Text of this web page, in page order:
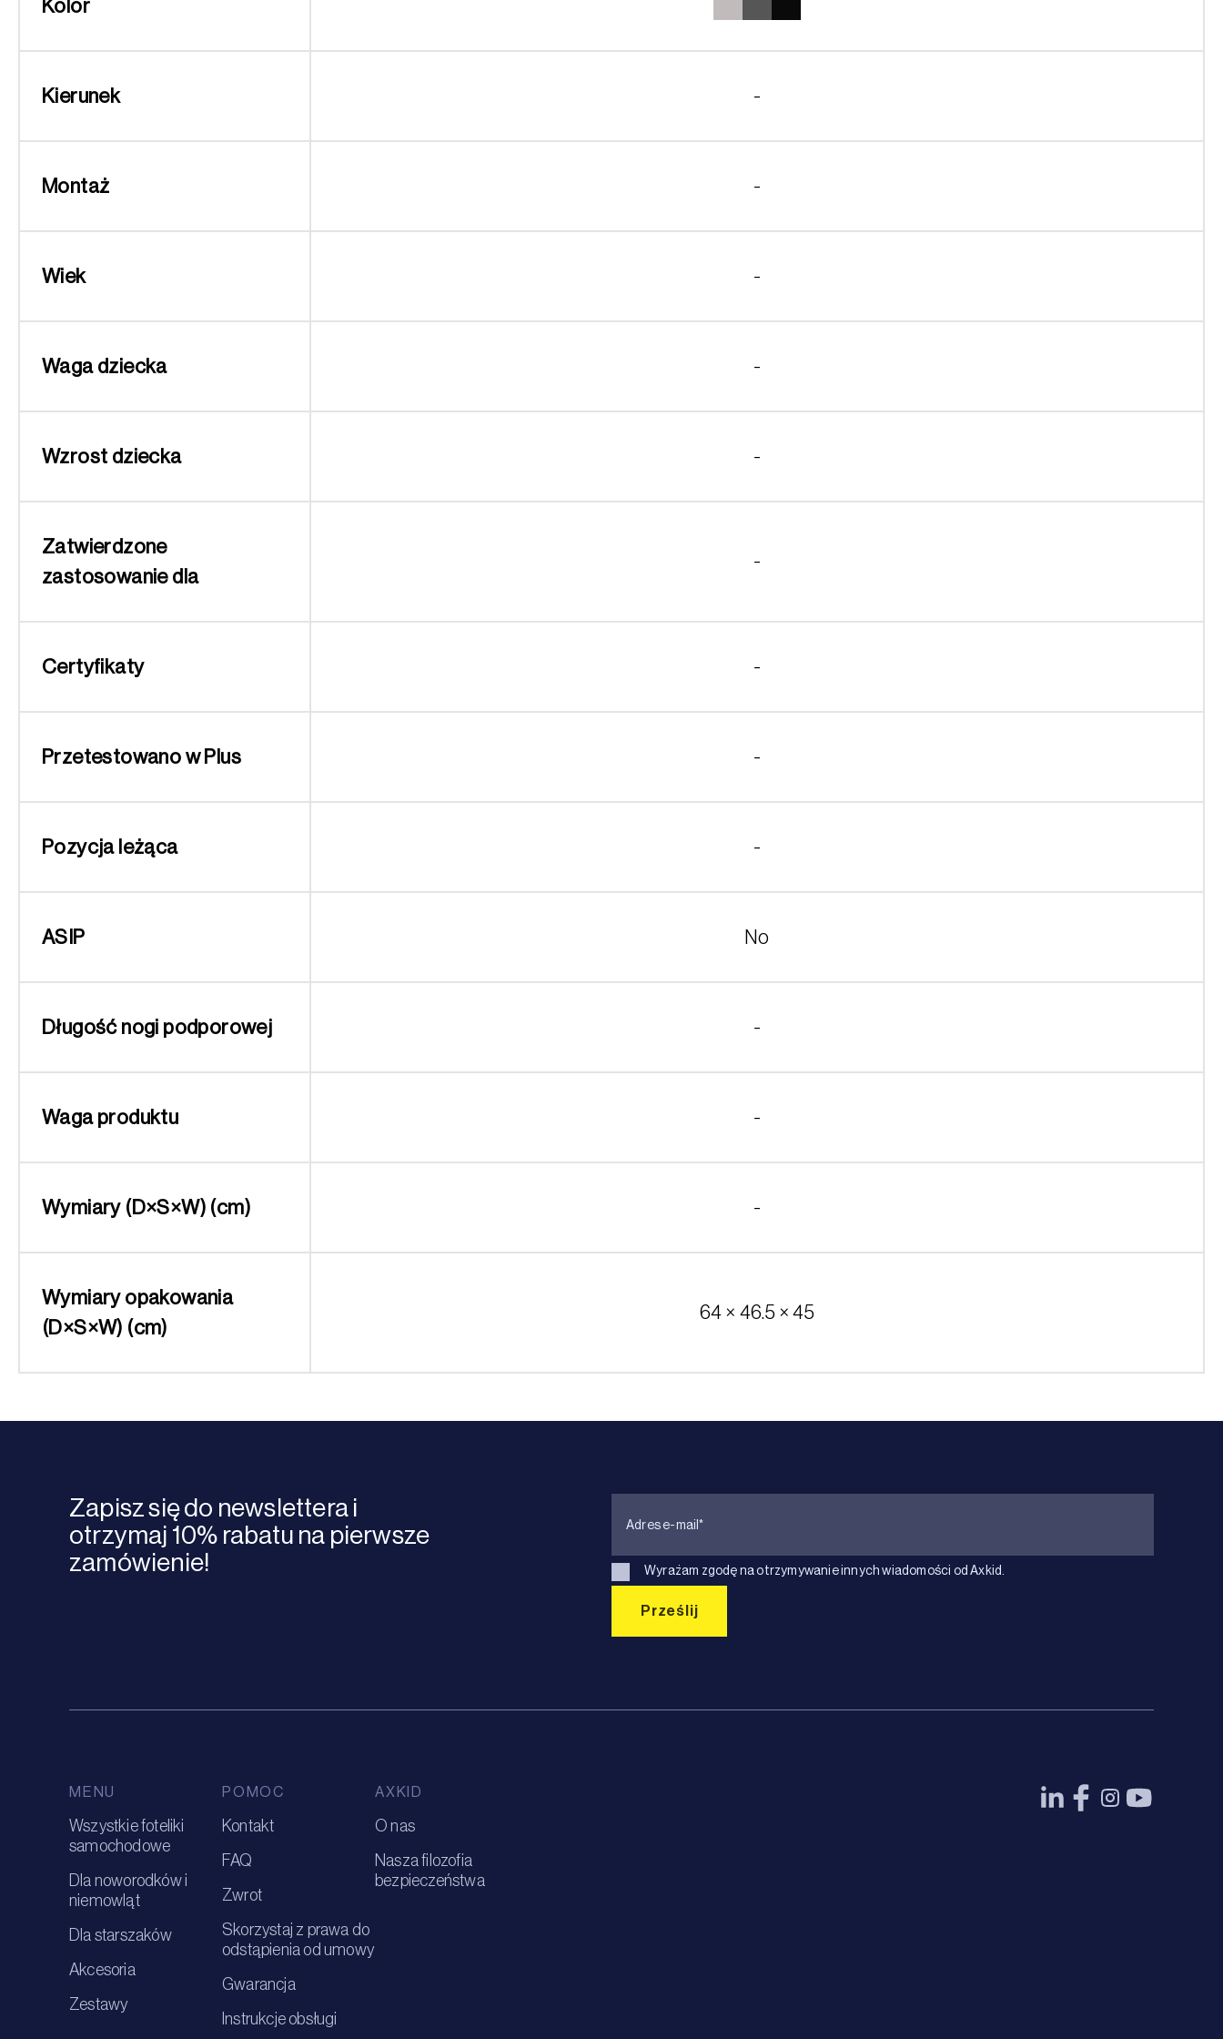
Kolor
Kierunek -
Montaż -
Wiek -
Waga dziecka -
Wzrost dziecka -
Zatwierdzone
zastosowanie dla
-
Certyfikaty -
Przetestowano w Plus -
Pozycja leżąca -
ASIP No
Długość nogi podporowej -
Waga produktu -
Wymiary (D×S×W) (cm) -
Wymiary opakowania
(D×S×W) (cm)
64 × 46.5 × 45
Zapisz się do newslettera i
otrzymaj 10% rabatu na pierwsze
zamówienie!
Wyrażam zgodę na otrzymywanie innych wiadomości od Axkid.
MENU
Wszystkie foteliki
samochodowe
Dla noworodków i
niemowląt
Dla starszaków
Akcesoria
Zestawy
POMOC
Kontakt
FAQ
Zwrot
Skorzystaj z prawa do
odstąpienia od umowy
Gwarancja
Instrukcje obsługi
AXKID
O nas
Nasza filozofia
bezpieczeństwa